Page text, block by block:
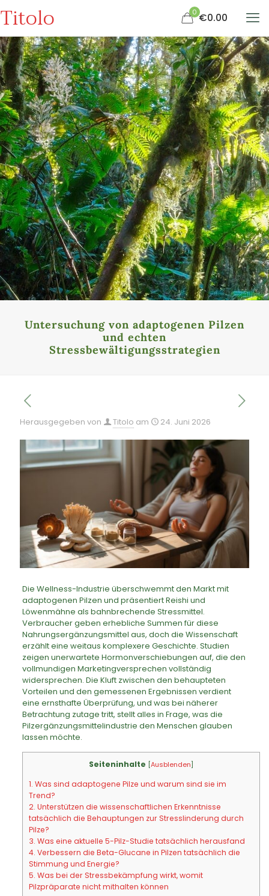
Titolo 0 €0.00
Untersuchung von adaptogenen Pilzen
und echten
Stressbewältigungsstrategien
Herausgegeben von Titolo am 24. Juni 2026
Die Wellness-Industrie überschwemmt den Markt mit
adaptogenen Pilzen und präsentiert Reishi und
Löwenmähne als bahnbrechende Stressmittel.
Verbraucher geben erhebliche Summen für diese
Nahrungsergänzungsmittel aus, doch die Wissenschaft
erzählt eine weitaus komplexere Geschichte. Studien
zeigen unerwartete Hormonverschiebungen auf, die den
vollmundigen Marketingversprechen vollständig
widersprechen. Die Kluft zwischen den behaupteten
Vorteilen und den gemessenen Ergebnissen verdient
eine ernsthafte Überprüfung, und was bei näherer
Betrachtung zutage tritt, stellt alles in Frage, was die
Pilzergänzungsmittelindustrie den Menschen glauben
lassen möchte.
Seiteninhalte [Ausblenden]
1. Was sind adaptogene Pilze und warum sind sie im
Trend?
2. Unterstützen die wissenschaftlichen Erkenntnisse
tatsächlich die Behauptungen zur Stresslinderung durch
Pilze?
3. Was eine aktuelle 5-Pilz-Studie tatsächlich herausfand
4. Verbessern die Beta-Glucane in Pilzen tatsächlich die
Stimmung und Energie?
5. Was bei der Stressbekämpfung wirkt, womit
Pilzpräparate nicht mithalten können